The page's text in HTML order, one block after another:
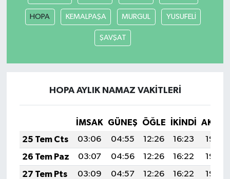
HOPA KEMALPAŞA MURGUL YUSUFELİ
ŞAVŞAT
HOPA AYLIK NAMAZ VAKITLERI
İMSAK GÜNEŞ ÖĞLE İKINDI
25 Tem Cts
03:06 04:55 12:26 16:23
19:46
26 Tem Paz
03:07 04:56 12:26 16:22
19:46
27 Tem Pts
03:09 04:57 12:26 16:22
19:45
ÖZEL HABER
SPOR
TİCARET